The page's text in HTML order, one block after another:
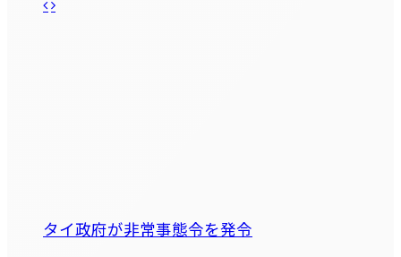
タイ政府が非常事態令を発令